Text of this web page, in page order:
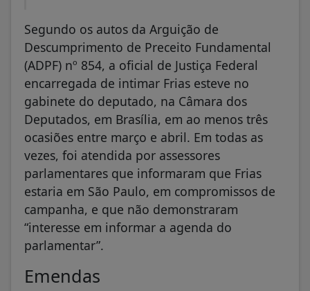
Segundo os autos da Arguição de
Descumprimento de Preceito Fundamental
(ADPF) nº 854, a oficial de Justiça Federal
encarregada de intimar Frias esteve no
gabinete do deputado, na Câmara dos
Deputados, em Brasília, em ao menos três
ocasiões entre março e abril. Em todas as
vezes, foi atendida por assessores
parlamentares que informaram que Frias
estaria em São Paulo, em compromissos de
campanha, e que não demonstraram
“interesse em informar a agenda do
parlamentar”.
Emendas